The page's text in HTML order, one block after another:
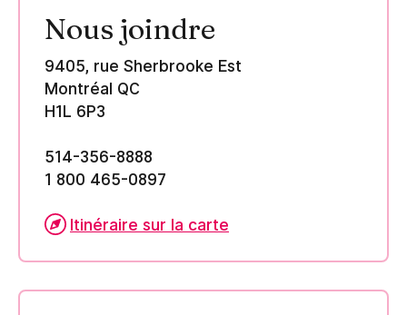
Nous joindre
9405, rue Sherbrooke Est
Montréal QC
H1L 6P3
514-356-8888
1 800 465-0897
Itinéraire sur la carte